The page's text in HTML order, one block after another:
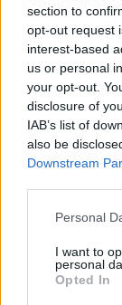
section to
opt-out request
interest-based
us or personal
your opt-out.
disclosure of
IAB’s list of
also be
Downstream
Personal
I want to
personal
Opted In
Szerzői
Cookie-
Székely